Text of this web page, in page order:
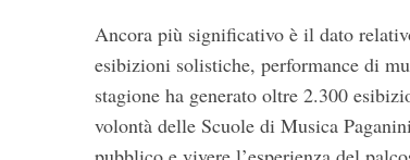
Ancora più significativo è il dato
esibizioni solistiche, performance di
stagione ha generato oltre 2.300
volontà delle Scuole di Musica